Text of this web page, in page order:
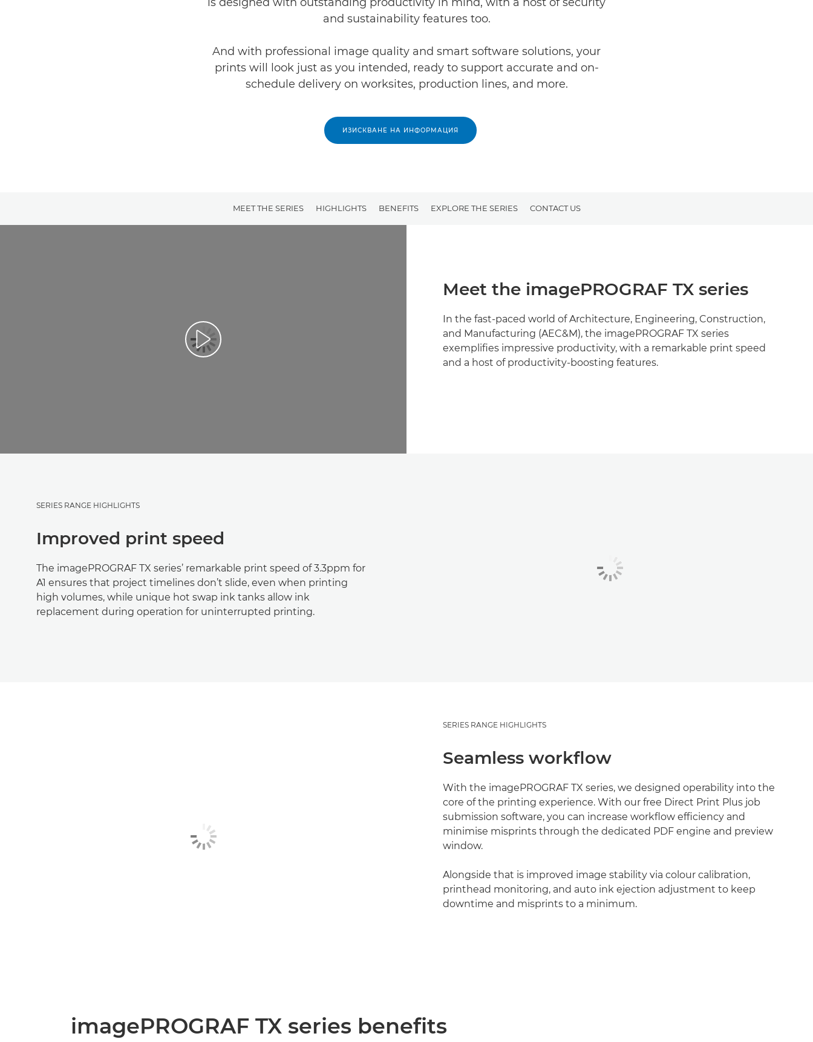
and sustainability features too.
And with professional image quality and smart software solutions, your
prints will look just as you intended, ready to support accurate and on-
schedule delivery on worksites, production lines, and more.
ИЗИСКВАНЕ НА ИНФОРМАЦИЯ
MEET THE SERIES HIGHLIGHTS BENEFITS EXPLORE THE SERIES CONTACT US
Възпроизведете видео
Meet the imagePROGRAF TX series
In the fast-paced world of Architecture, Engineering, Construction,
and Manufacturing (AEC&M), the imagePROGRAF TX series
exemplifies impressive productivity, with a remarkable print speed
and a host of productivity-boosting features.
SERIES RANGE HIGHLIGHTS
Improved print speed
The imagePROGRAF TX series’ remarkable print speed of 3.3ppm for
A1 ensures that project timelines don’t slide, even when printing
high volumes, while unique hot swap ink tanks allow ink
replacement during operation for uninterrupted printing.
SERIES RANGE HIGHLIGHTS
Seamless workflow
With the imagePROGRAF TX series, we designed operability into the
core of the printing experience. With our free Direct Print Plus job
submission software, you can increase workflow efficiency and
minimise misprints through the dedicated PDF engine and preview
window.
Alongside that is improved image stability via colour calibration,
printhead monitoring, and auto ink ejection adjustment to keep
downtime and misprints to a minimum.
imagePROGRAF TX series benefits